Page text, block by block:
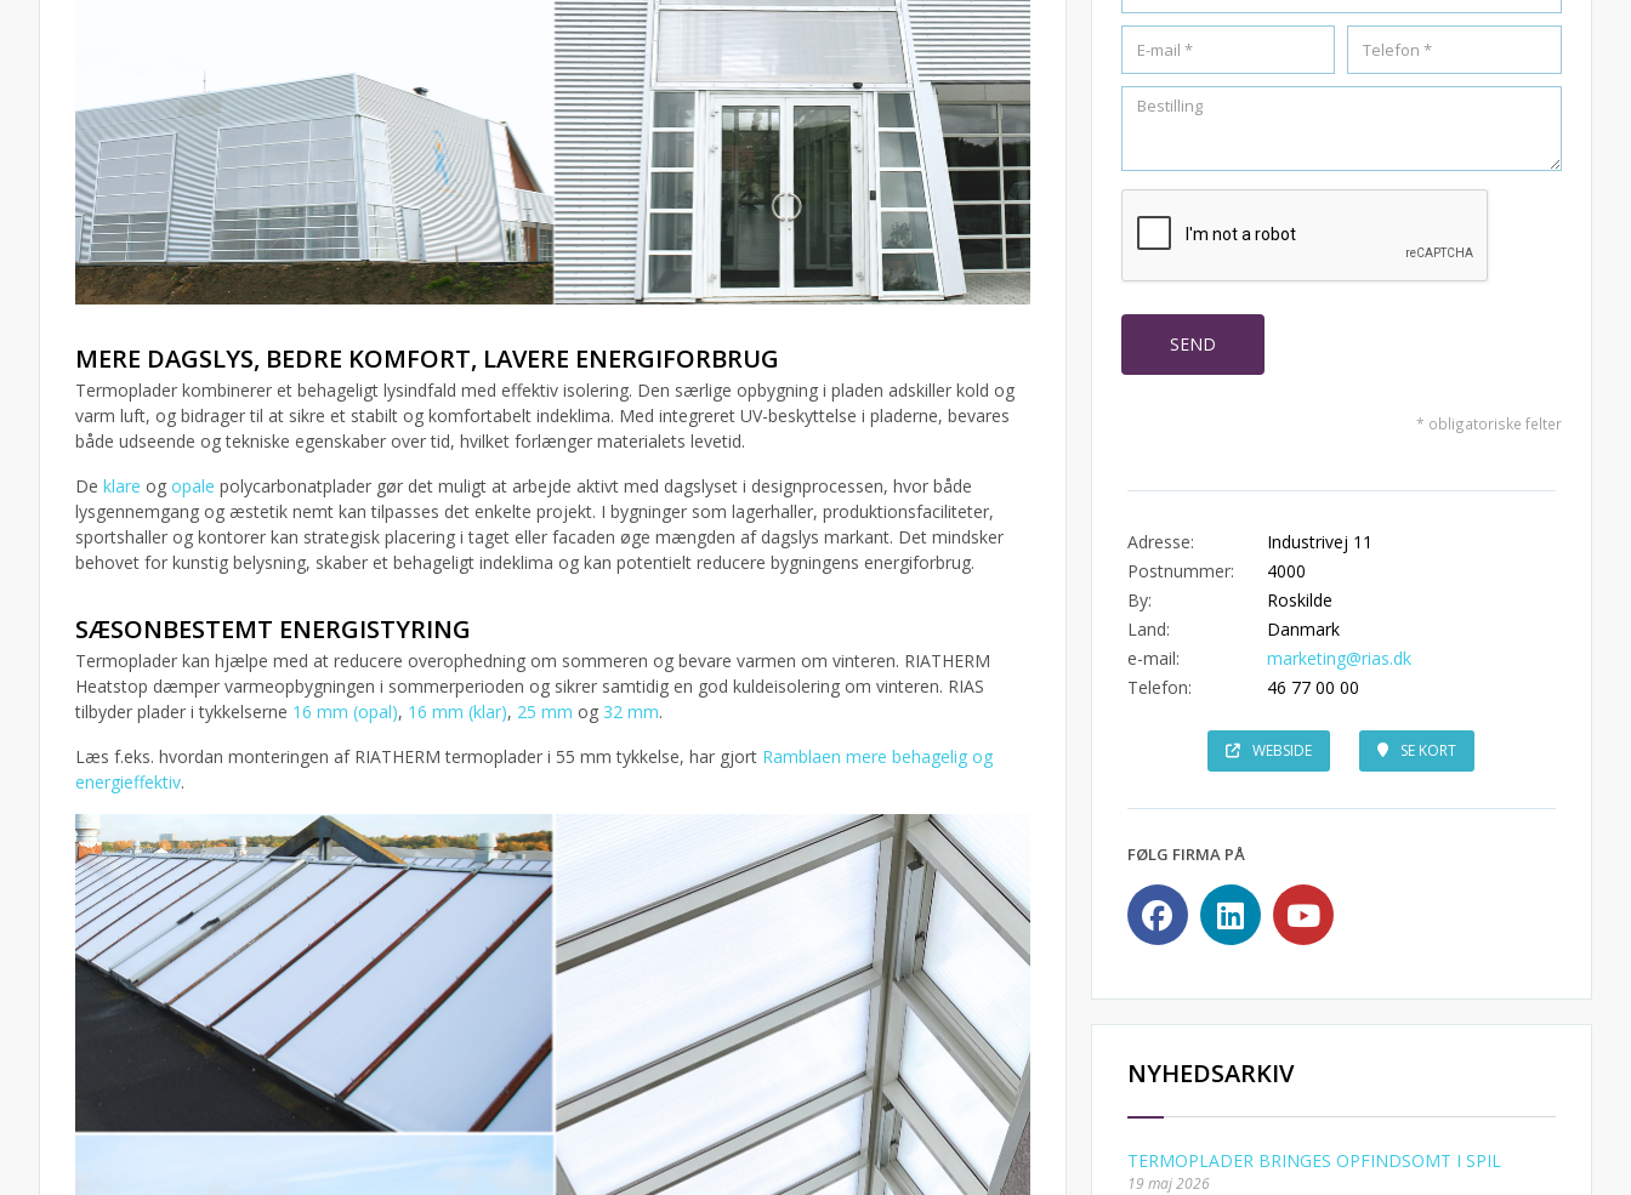
MERE DAGSLYS, BEDRE KOMFORT, LAVERE ENERGIFORBRUG
Termoplader kombinerer et behageligt lysindfald med effektiv isolering. Den særlige opbygning i pladen adskiller kold og
varm luft, og bidrager til at sikre et stabilt og komfortabelt indeklima. Med integreret UV-beskyttelse i pladerne, bevares
både udseende og tekniske egenskaber over tid, hvilket forlænger materialets levetid.
De klare og opale polycarbonatplader gør det muligt at arbejde aktivt med dagslyset i designprocessen, hvor både
lysgennemgang og æstetik nemt kan tilpasses det enkelte projekt. I bygninger som lagerhaller, produktionsfaciliteter,
sportshaller og kontorer kan strategisk placering i taget eller facaden øge mængden af dagslys markant. Det mindsker
behovet for kunstig belysning, skaber et behageligt indeklima og kan potentielt reducere bygningens energiforbrug.
SÆSONBESTEMT ENERGISTYRING
Termoplader kan hjælpe med at reducere overophedning om sommeren og bevare varmen om vinteren. RIATHERM
Heatstop dæmper varmeopbygningen i sommerperioden og sikrer samtidig en god kuldeisolering om vinteren. RIAS
tilbyder plader i tykkelserne 16 mm (opal), 16 mm (klar), 25 mm og 32 mm.
Læs f.eks. hvordan monteringen af RIATHERM termoplader i 55 mm tykkelse, har gjort Ramblaen mere behagelig og
energieffektiv.
* obligatoriske felter
Adresse:
Industrivej 11
Postnummer:
4000
By:
Roskilde
Land:
Danmark
e-mail:
marketing@rias.dk
Telefon:
46 77 00 00
WEBSIDE SE KORT
FØLG FIRMA PÅ
NYHEDSARKIV
TERMOPLADER BRINGES OPFINDSOMT I SPIL
19 maj 2026